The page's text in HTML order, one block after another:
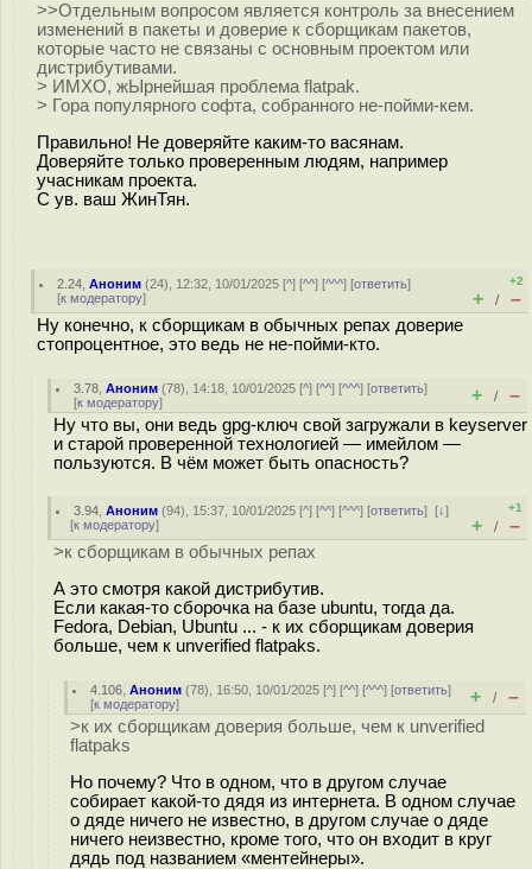
>>Отдельным вопросом является контроль за внесением
изменений в пакеты и доверие к сборщикам пакетов,
которые часто не связаны с основным проектом или
дистрибутивами.
> ИМХО, жЫрнейшая проблема flatpak.
> Гора популярного софта, собранного не-пойми-кем.
Правильно! Не доверяйте каким-то васянам.
Доверяйте только проверенным людям, например
учасникам проекта.
С ув. ваш ЖинТян.
2.24 ,Аноним (24), 12:32, 10/01/2025 [^] [^^] [^^^] [ответить]
[к модератору]
+2
+ / –
Ну конечно, к сборщикам в обычных репах доверие
стопроцентное, это ведь не не-пойми-кто.
3.78 ,Аноним (78), 14:18, 10/01/2025 [^] [^^] [^^^] [ответить]
[к модератору] + / –
Ну что вы, они ведь gpg-ключ свой загружали в keyserver
и старой проверенной технологией — имейлом —
пользуются. В чём может быть опасность?
3.94 ,Аноним (94), 15:37, 10/01/2025 [^] [^^] [^^^] [ответить][↓]
[к модератору]
+1
+ / –
>к сборщикам в обычных репах
А это смотря какой дистрибутив.
Если какая-то сборочка на базе ubuntu, тогда да.
Fedora, Debian, Ubuntu ... - к их сборщикам доверия
больше, чем к unverified flatpaks.
4.106 ,Аноним (78), 16:50, 10/01/2025 [^] [^^] [^^^] [ответить]
[к модератору] + / –
>к их сборщикам доверия больше, чем к unverified
flatpaks
Но почему? Что в одном, что в другом случае
собирает какой-то дядя из интернета. В одном случае
о дяде ничего не известно, в другом случае о дяде
ничего неизвестно, кроме того, что он входит в круг
дядь под названием «ментейнеры».